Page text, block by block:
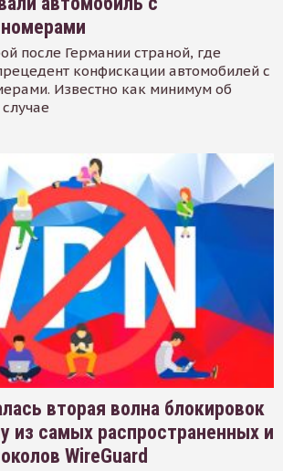
после Германии страной, где
конфискации автомобилей с
Известно как минимум об
вторая волна блокировок
из самых распространенных и
WireGuard